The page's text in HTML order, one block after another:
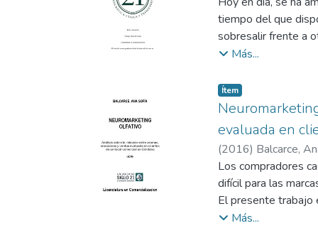
Luego de analizar
capacidad y los
acciones
acciones durante
un complejo
turístico vacacional.
tiempo del que
sobresalir frente a
La presente
internet. Se hace
comportamiento
Para entenderlos,
se indaga en su
de estudio
Revelando que la
valor intrínseco de
necesario para
Más...
Item type:
Ítem,
evaluada en
(2016) Balcarce,
Los compradores
difícil para las
El presente trabajo
Neuromarketing
Más...